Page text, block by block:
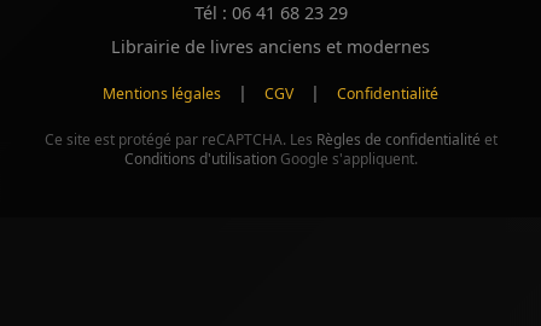
Tél : 06 41 68 23 29
Librairie de livres anciens et modernes
Mentions légales | CGV | Confidentialité
Ce site est protégé par reCAPTCHA. Les Règles de confidentialité et
Conditions d'utilisationGoogle s'appliquent.